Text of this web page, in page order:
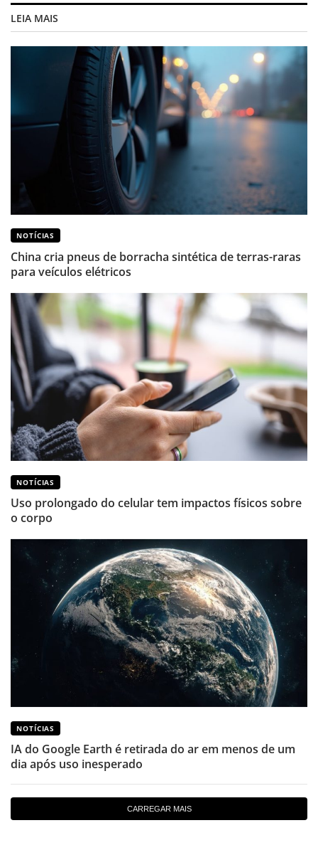
LEIA MAIS
NOTÍCIAS
China cria pneus de borracha sintética de terras-raras
para veículos elétricos
NOTÍCIAS
Uso prolongado do celular tem impactos físicos sobre
o corpo
NOTÍCIAS
IA do Google Earth é retirada do ar em menos de um
dia após uso inesperado
CARREGAR MAIS